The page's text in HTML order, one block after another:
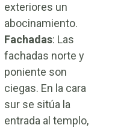
exteriores un
abocinamiento.
Fachadas: Las
fachadas norte y
poniente son
ciegas. En la cara
sur se sitúa la
entrada al templo,